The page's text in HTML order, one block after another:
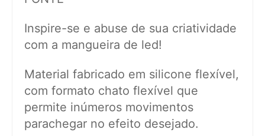
Inspire-se e abuse de sua criatividade
com a mangueira de led!
Material fabricado em silicone flexível,
com formato chato flexível que
permite inúmeros movimentos
parachegar no efeito desejado.